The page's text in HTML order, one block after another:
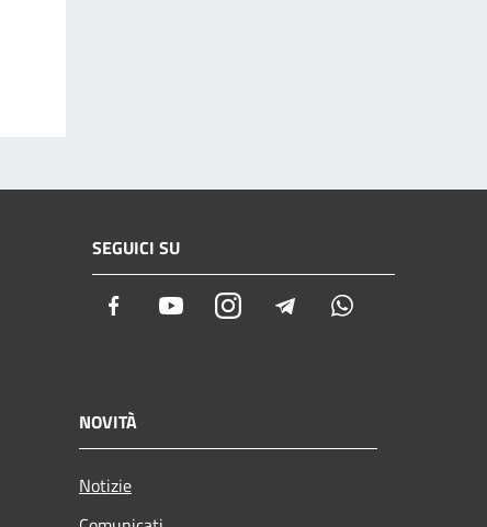
SEGUICI SU
Facebook YoutubeInstagramTelegram
NOVITÀ
Notizie